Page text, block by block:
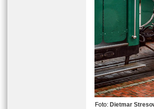
Foto: Dietmar